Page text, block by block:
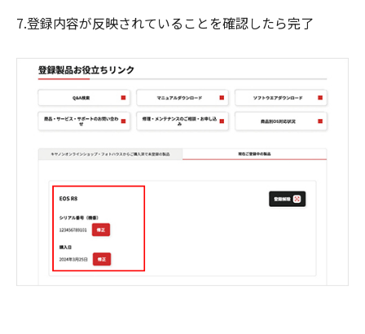
7.登録内容が反映されていることを確認したら完了